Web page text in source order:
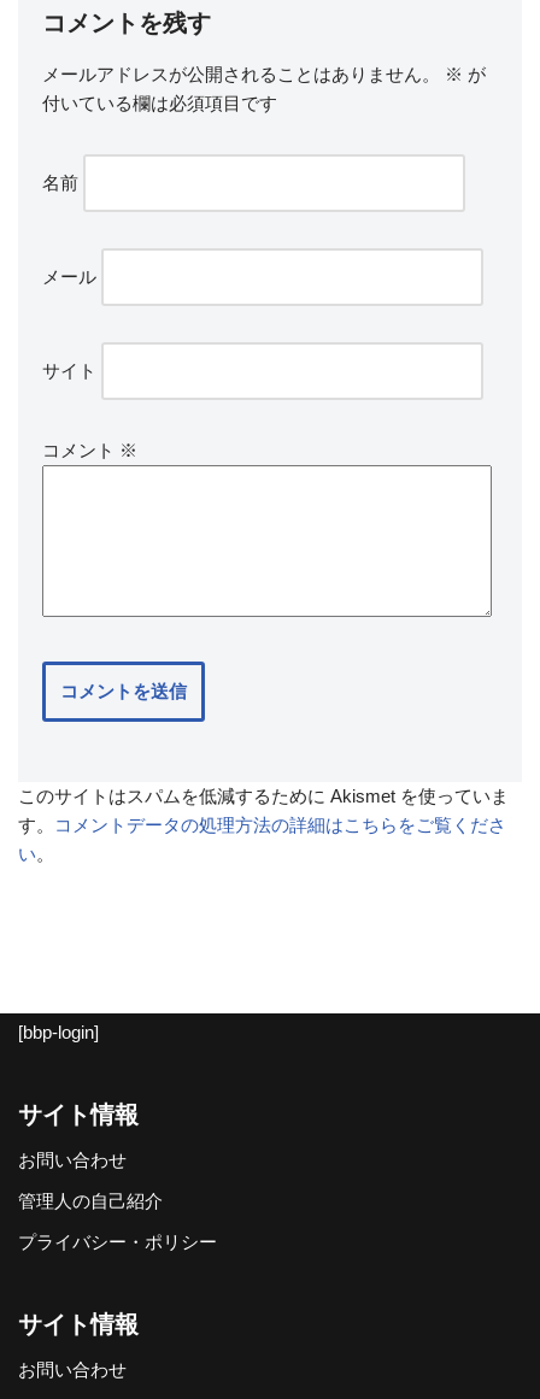
コメントを残す
メールアドレスが公開されることはありません。 ※ が
付いている欄は必須項目です
名前
メール
サイト
コメント ※
このサイトはスパムを低減するために Akismet を使っていま
す。
コメントデータの処理方法の詳細はこちらをご覧くださ
い。
[bbp-login]
サイト情報
お問い合わせ
管理人の自己紹介
プライバシー・ポリシー
サイト情報
お問い合わせ